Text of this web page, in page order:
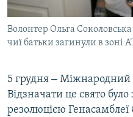
Волонтер Ольга
чиї батьки загинули в зоні
5 грудня – Міжнародний
Відзначати це свято
резолюцією Генасамблеї